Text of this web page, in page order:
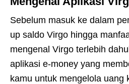
Sebelum masuk ke dalam
up saldo Virgo hingga
mengenal Virgo terlebih
aplikasi e-money yang
kamu untuk mengelola uang